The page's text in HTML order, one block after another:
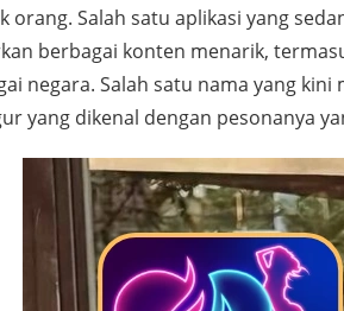
orang. Salah satu aplikasi yang
berbagai konten menarik,
negara. Salah satu nama yang
yang dikenal dengan pesonanya